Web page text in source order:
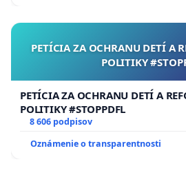
PETÍCIA ZA OCHRANU DETÍ A
POLITIKY
PETÍCIA ZA OCHRANU DETÍ A
POLITIKY #STOPPDFL
8 606 podpisov
Oznámenie o transparentnosti